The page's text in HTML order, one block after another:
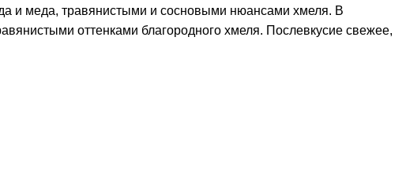
и меда, травянистыми и сосновыми нюансами хмеля. В
оттенками благородного хмеля. Послевкусие свежее,